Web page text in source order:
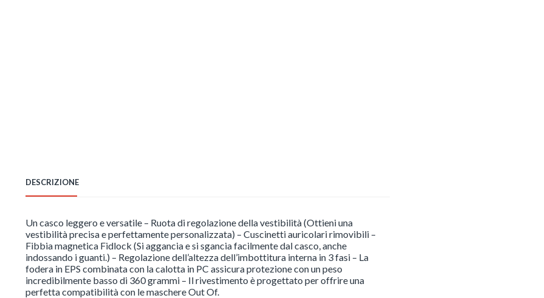
DESCRIZIONE
Un casco leggero e versatile – Ruota di regolazione della vestibilità (Ottieni una
vestibilità precisa e perfettamente personalizzata) – Cuscinetti auricolari rimovibili –
Fibbia magnetica Fidlock (Si aggancia e si sgancia facilmente dal casco, anche
indossando i guanti.) – Regolazione dell’altezza dell’imbottitura interna in 3 fasi – La
fodera in EPS combinata con la calotta in PC assicura protezione con un peso
incredibilmente basso di 360 grammi – Il rivestimento è progettato per offrire una
perfetta compatibilità con le maschere Out Of.